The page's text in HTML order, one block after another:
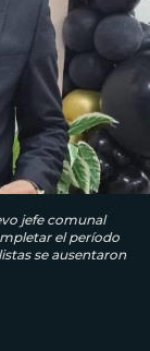
jefe comunal
el período
se ausentaron